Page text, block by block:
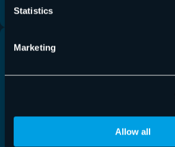
Statistics
Marketing
Allow all
Mehr lesen